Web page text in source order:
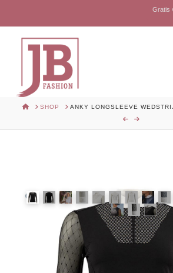
Gratis
HOMESHOP ANKY LONGSLEEVE